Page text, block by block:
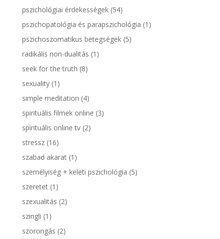
pszichológiai érdekességek(54)
pszichopatológia és parapszichológia (1)
pszichoszomatikus betegségek(5)
radikális non-dualitás (1)
seek for the truth (8)
sexuality(1)
simple meditation (4)
spirituális filmek online (3)
spirituális online tv(2)
stressz(16)
szabad akarat(1)
személyiség + keleti pszichológia (5)
szeretet(1)
szexualitás (2)
szingli (1)
szorongás (2)